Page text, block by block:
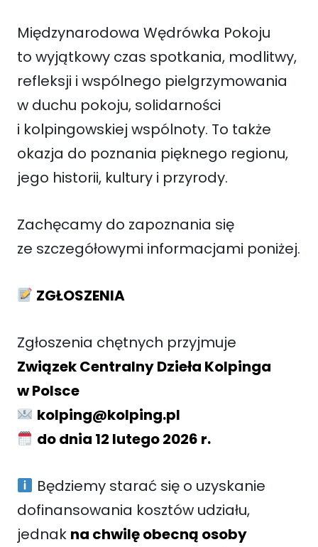
Międzynarodowa Wędrówka Pokoju
to wyjątkowy czas spotkania, modlitwy,
refleksji i wspólnego pielgrzymowania
w duchu pokoju, solidarności
i kolpingowskiej wspólnoty. To także
okazja do poznania pięknego regionu,
jego historii, kultury i przyrody.
Zachęcamy do zapoznania się
ze szczegółowymi informacjami poniżej.
ZGŁOSZENIA
Zgłoszenia chętnych przyjmuje
Związek Centralny Dzieła Kolpinga
w Polsce
kolping@kolping.pl
do dnia 12 lutego 2026 r.
Będziemy starać się o uzyskanie
dofinansowania kosztów udziału,
jednak na chwilę obecną osoby